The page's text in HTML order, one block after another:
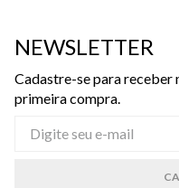
NEWSLETTER
Cadastre-se para receber
primeira compra.